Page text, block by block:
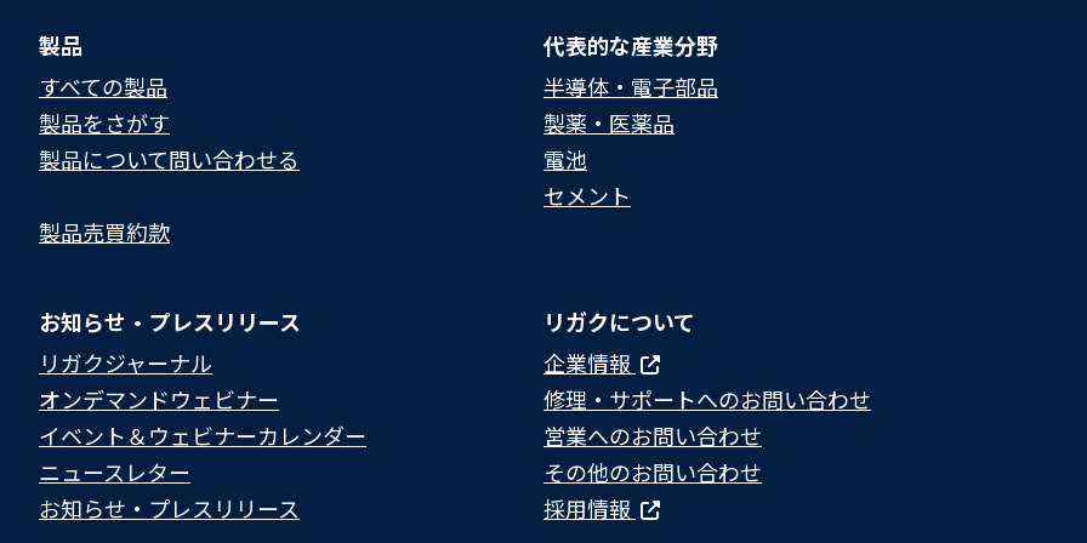
製品
すべての製品
製品をさがす
製品について問い合わせる​
製品売買約款
代表的な産業分野
半導体・電子部品
製薬・医薬品
電池
セメント
お知らせ・プレスリリース
リガクジャーナル
オンデマンドウェビナー
イベント＆ウェビナーカレンダー
ニュースレター
お知らせ・プレスリリース
リガクについて
企業情報
修理・サポートへのお問い合わせ
営業へのお問い合わせ
その他のお問い合わせ
採用情報